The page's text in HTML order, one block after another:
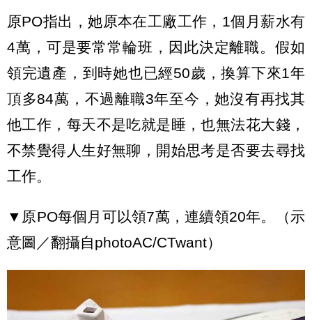
原PO指出，她原本在工廠工作，1個月薪水有
4萬，可是要常常輪班，因此決定離職。假如
領完遺產，到時她也已經50歲，換算下來1年
頂多84萬，不過離職3年至今，她沒有再找其
他工作，每天不是吃就是睡，也無法花大錢，
不禁覺得人生好無聊，開始思考是否要去尋找
工作。
▼原PO每個月可以領7萬，連續領20年。（示
意圖／翻攝自photoAC/CTwant）